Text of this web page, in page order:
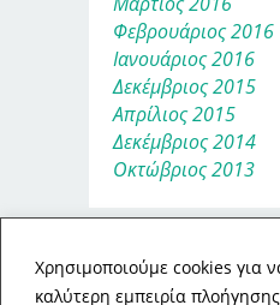
Xρησιμοποιούμε cookies για
καλύτερη εμπειρία
Φεβρουάριος 2016
Ιανουάριος 2016
Δεκέμβριος 2015
Απρίλιος 2015
Δεκέμβριος 2014
Οκτώβριος 2013